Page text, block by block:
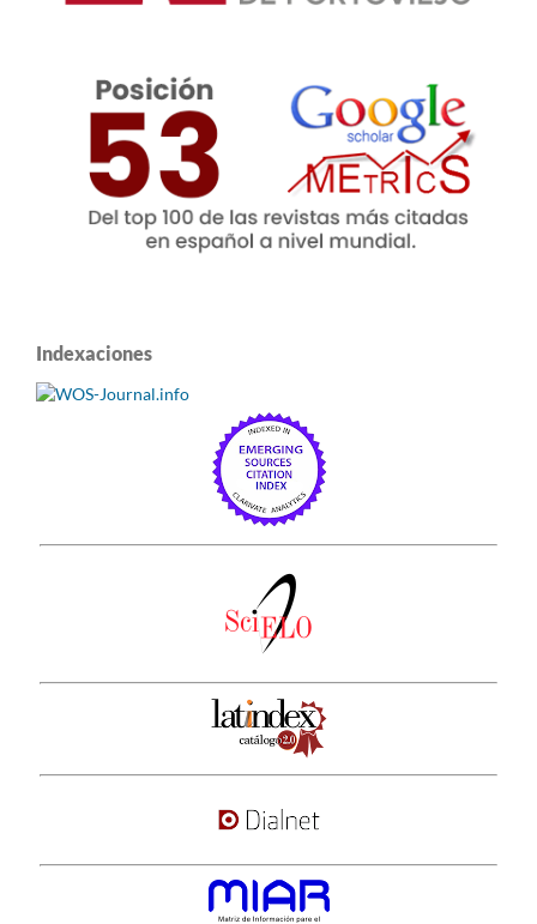
Indexaciones